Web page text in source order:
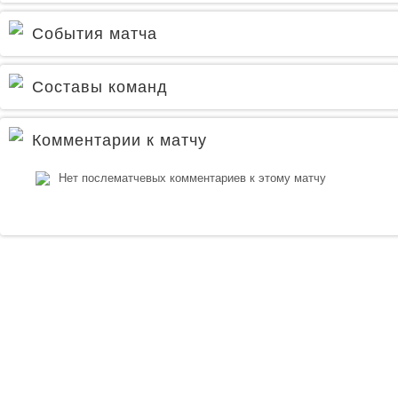
События матча
Составы команд
Комментарии к матчу
Нет послематчевых комментариев к этому матчу